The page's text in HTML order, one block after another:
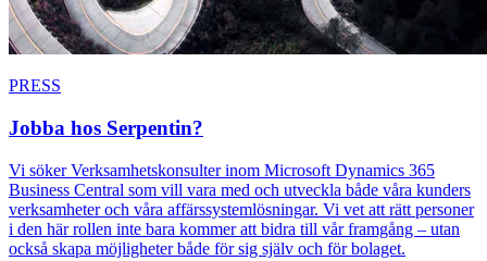
PRESS
Jobba hos Serpentin?
Vi söker Verksamhetskonsulter inom Microsoft Dynamics 365
Business Central som vill vara med och utveckla både våra kunders
verksamheter och våra affärssystemlösningar. Vi vet att rätt personer
i den här rollen inte bara kommer att bidra till vår framgång – utan
också skapa möjligheter både för sig själv och för bolaget.